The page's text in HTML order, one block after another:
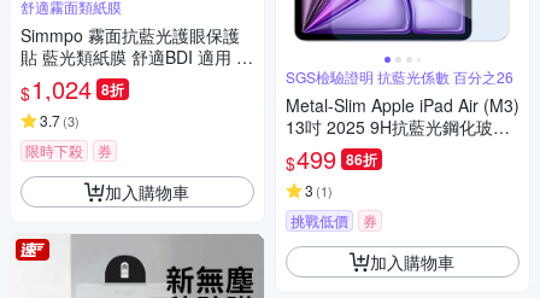
舒適霧面類紙膜
Simmpo 霧面抗藍光護眼保護
貼 藍光類紙膜 舒適BDI 適用 iP
ad mini 第7代 8.3吋 2024版 平
板保護貼
$1,024 8折
3.7(3)
限時下殺 券
加入購物車
SGS檢驗證明 抗藍光係數 百分之26
Metal-Slim Apple iPad Air (M3)
13吋 2025 9H抗藍光鋼化玻璃
保護貼
$499 86折
3 (1)
挑戰低價 券
加入購物車